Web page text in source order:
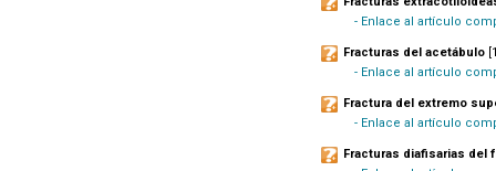
- Enlace al artículo
Fracturas del acetábulo
- Enlace al artículo
Fractura del extremo
- Enlace al artículo
Fracturas diafisarias del